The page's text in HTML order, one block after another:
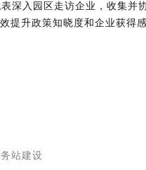
深入园区走访企业，收集并
提升政策知晓度和企业获得感
站建设